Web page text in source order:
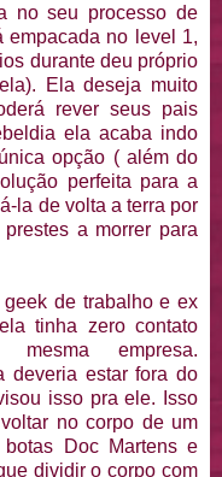
no seu processo de
empacada no level 1,
durante deu próprio
Ela deseja muito
rever seus pais
ela acaba indo
opção ( além do
perfeita para a
la de volta a terra por
a morrer para
de trabalho e ex
tinha zero contato
empresa.
deveria estar fora do
isso pra ele. Isso
no corpo de um
Doc Martens e
dividir o corpo com